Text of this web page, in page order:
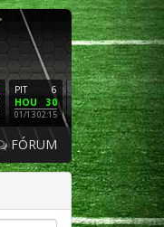
6
PIT
30
HOU
01/13 02:15
16
NE
3
LAC
01/12 02:00
PHI
SF
01/11
FÓRUM